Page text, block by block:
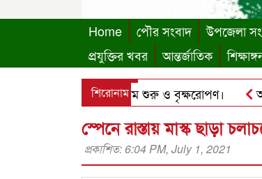
Home পৌর সংবাদ উপজেলা
প্রযুক্তির খবর
আন্তর্জাতিক
শিরোনাম
কার্যালয়ের কার্যক্রম শুরু ও বৃক্ষরোপণ। আজ
স্পেনে রাস্তায় মাস্ক ছাড়া
প্রকাশিত: 6:04 PM, July 1, 2021